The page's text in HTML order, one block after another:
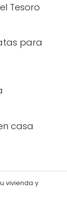
Tesoro
para
casa
vivienda y